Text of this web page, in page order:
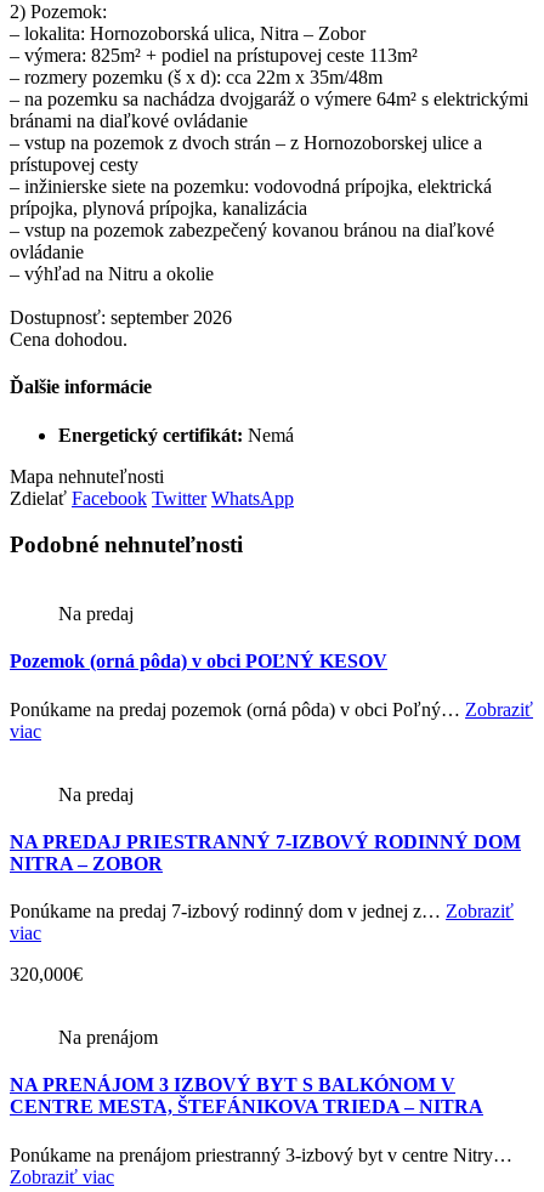
2) Pozemok:
– lokalita: Hornozoborská ulica, Nitra – Zobor
– výmera: 825m² + podiel na prístupovej ceste 113m²
– rozmery pozemku (š x d): cca 22m x 35m/48m
– na pozemku sa nachádza dvojgaráž o výmere 64m² s elektrickými
bránami na diaľkové ovládanie
– vstup na pozemok z dvoch strán – z Hornozoborskej ulice a
prístupovej cesty
– inžinierske siete na pozemku: vodovodná prípojka, elektrická
prípojka, plynová prípojka, kanalizácia
– vstup na pozemok zabezpečený kovanou bránou na diaľkové
ovládanie
– výhľad na Nitru a okolie
Dostupnosť: september 2026
Cena dohodou.
Ďalšie informácie
Energetický certifikát: Nemá
Mapa nehnuteľnosti
Zdielať Facebook Twitter WhatsApp
Podobné nehnuteľnosti
Na predaj
Pozemok (orná pôda) v obci POĽNÝ KESOV
Ponúkame na predaj pozemok (orná pôda) v obci Poľný… Zobraziť
viac
Na predaj
NA PREDAJ PRIESTRANNÝ 7-IZBOVÝ RODINNÝ DOM
NITRA – ZOBOR
Ponúkame na predaj 7-izbový rodinný dom v jednej z… Zobraziť
viac
320,000€
Na prenájom
NA PRENÁJOM 3 IZBOVÝ BYT S BALKÓNOM V
CENTRE MESTA, ŠTEFÁNIKOVA TRIEDA – NITRA
Ponúkame na prenájom priestranný 3-izbový byt v centre Nitry…
Zobraziť viac